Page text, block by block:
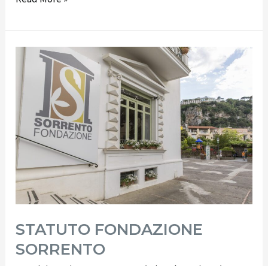
STATUTO FONDAZIONE
SORRENTO
STATUTO
FONDAZIONE
SORRENTO